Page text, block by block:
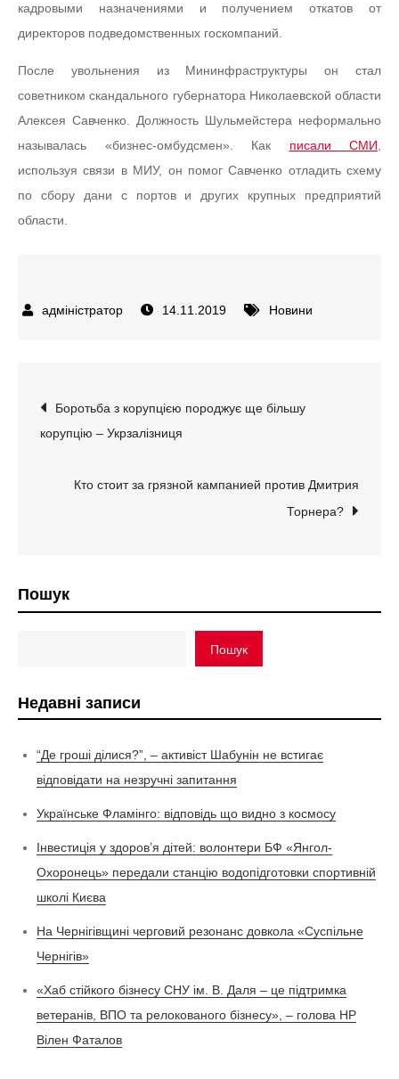
кадровыми назначениями и получением откатов от
директоров подведомственных госкомпаний.
После увольнения из Мининфраструктуры он стал
советником скандального губернатора Николаевской области
Алексея Савченко. Должность Шульмейстера неформально
называлась «бизнес-омбудсмен». Как писали СМИ
используя связи в МИУ, он помог Савченко отладить схему
по сбору дани с портов и других крупных предприятий
области.
14.11.2019 Новини
Навігація
записів
Боротьба з корупцією породжує ще більшу
корупцію – Укрзалізниця
Кто стоит за грязной кампанией против Дмитрия
Торнера?
Пошук
Пошук
Недавні записи
“Де гроші ділися?”, – активіст Шабунін не встигає
відповідати на незручні запитання
Українське Фламінго: відповідь що видно з космосу
Інвестиція у здоров’я дітей: волонтери БФ «Янгол-
Охоронець» передали станцію водопідготовки спортивній
школі Києва
На Чернігівщині черговий резонанс довкола «Суспільне
Чернігів»
«Хаб стійкого бізнесу СНУ ім. В. Даля – це підтримка
ветеранів, ВПО та релокованого бізнесу», – голова НР
Вілен Фаталов